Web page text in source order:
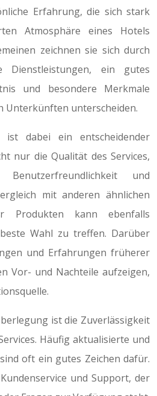
Erfahrung, die sich stark
Atmosphäre eines Hotels
zeichnen sie sich durch
Dienstleistungen, ein gutes
und besondere Merkmale
Unterkünften unterscheiden.
ist dabei ein entscheidender
nur die Qualität des Services,
und
mit anderen ähnlichen
Produkten kann ebenfalls
Wahl zu treffen. Darüber
und Erfahrungen früherer
Vor- und Nachteile aufzeigen,
ist die Zuverlässigkeit
Häufig aktualisierte und
oft ein gutes Zeichen dafür.
und Support, der